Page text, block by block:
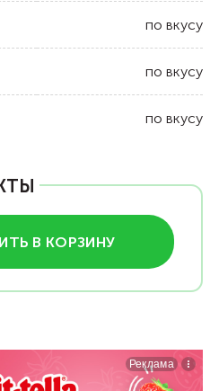
по вкусу
по вкусу
по вкусу
В КОРЗИНУ